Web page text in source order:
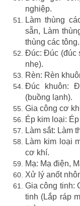
nghiệp.
Làm thùng
sẵn, Làm
thùng các tông.
Đúc: Đúc (đúc
nhẹ).
Rèn: Rèn
Đúc khuôn:
(buồng lạnh).
Gia công cơ
Ép kim loại:
Làm sắt: Làm
Làm kim loại
cơ khí.
Mạ: Mạ điện,
Xử lý anốt
Gia công tinh:
tinh (Lắp ráp